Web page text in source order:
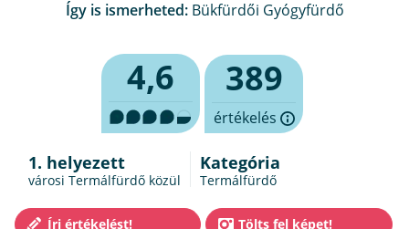
Így is ismerheted: Bükfürdői Gyógyfürdő
4,6 389
értékelés
1. helyezett
városi Termálfürdő közül
Kategória
Termálfürdő